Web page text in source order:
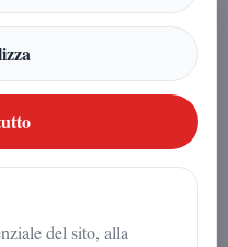
il peso
partitica
del sito, alla